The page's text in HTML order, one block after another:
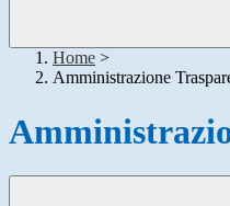
Home >
Amministrazione